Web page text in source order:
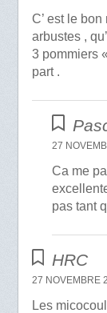
C’ est le
arbustes ,
3 pommiers
part .
27
Ca me
pas tant
HRC
27 NOVEMBRE
Les